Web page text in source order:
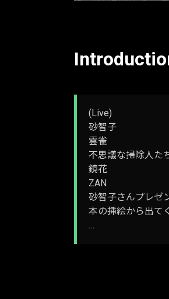
(Live)
砂智子
雲雀
不思議な掃除人た
鏡花
ZAN
砂智子さんプレゼ
本の挿絵から出て
…